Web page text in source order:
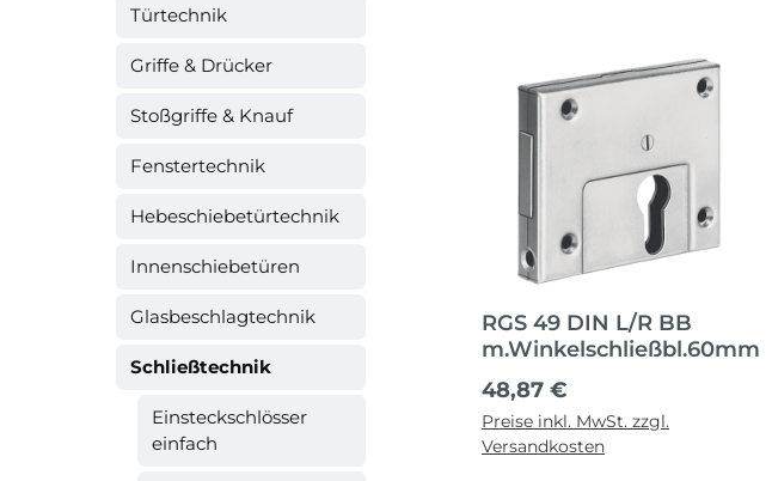
Türtechnik
Griffe & Drücker
Stoßgriffe & Knauf
Fenstertechnik
Hebeschiebetürtechnik
Innenschiebetüren
Glasbeschlagtechnik
Schließtechnik
Einsteckschlösser
einfach
RGS 49 DIN L/R BB
m.Winkelschließbl.60mm
Regulärer Preis:
48,87 €
Preise inkl. MwSt. zzgl.
Versandkosten